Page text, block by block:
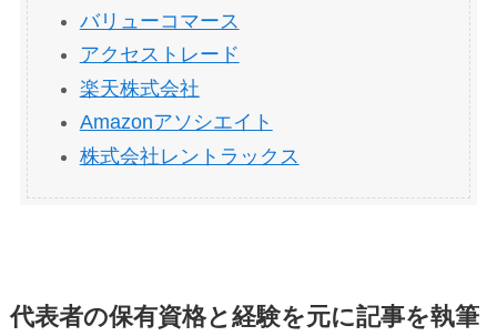
バリューコマース
アクセストレード
楽天株式会社
Amazonアソシエイト
株式会社レントラックス
代表者の保有資格と経験を元に記事を執筆